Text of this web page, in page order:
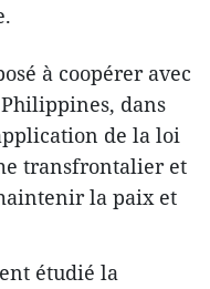
à ​​coopérer avec
dans
de la loi
transfrontalier et
la paix et
​étudié la